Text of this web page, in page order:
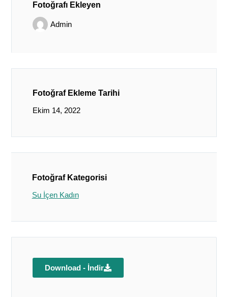
Fotoğrafı Ekleyen
Admin
Fotoğraf Ekleme Tarihi
Ekim 14, 2022
Fotoğraf Kategorisi
Su İçen Kadın
Download - İndir